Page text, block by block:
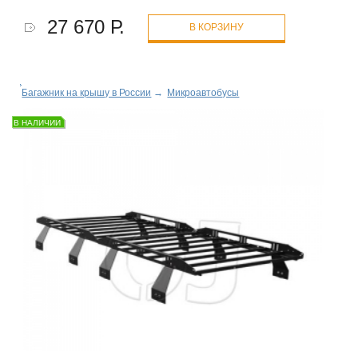
27 670 Р. В КОРЗИНУ
Багажник на крышу в России → Микроавтобусы
В НАЛИЧИИ